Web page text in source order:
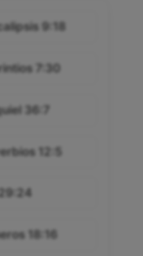
9:18
7:30
36:7
12:5
18:16